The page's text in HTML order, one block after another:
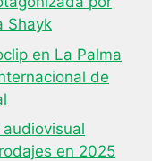
Shayk
en La Palma
de
en 2025